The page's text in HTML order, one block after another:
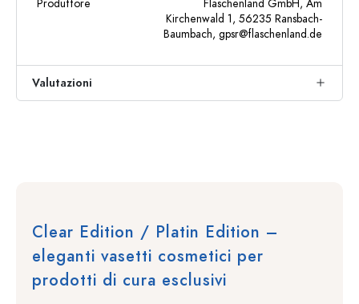
Produttore
Flaschenland GmbH, Am
Kirchenwald 1, 56235 Ransbach-
Baumbach, gpsr@flaschenland.de
Valutazioni
Clear Edition / Platin Edition –
eleganti vasetti cosmetici per
prodotti di cura esclusivi